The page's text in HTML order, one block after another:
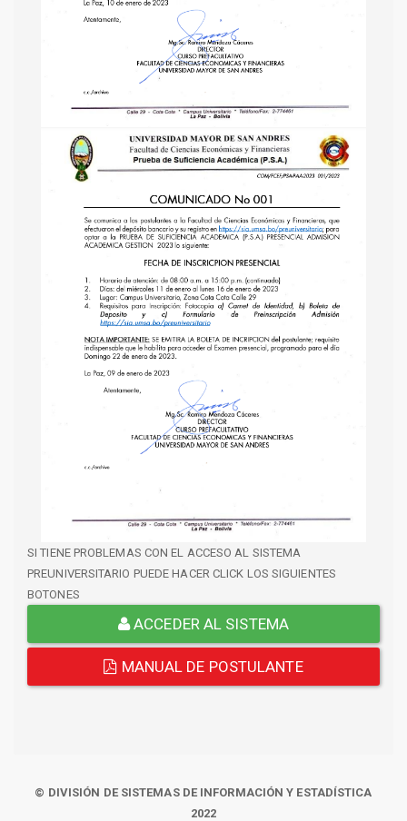
SI TIENE PROBLEMAS CON EL ACCESO AL SISTEMA
PREUNIVERSITARIO PUEDE HACER CLICK LOS SIGUIENTES
BOTONES
ACCEDER AL SISTEMA
MANUAL DE POSTULANTE
© DIVISIÓN DE SISTEMAS DE INFORMACIÓN Y ESTADÍSTICA
2022